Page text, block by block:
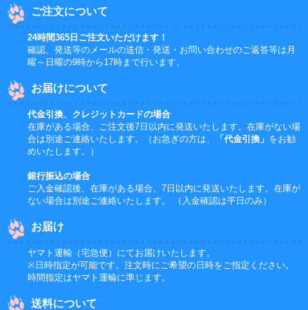
ご注文について
24時間365日ご注文いただけます！
確認、発送等のメールの送信・発送・お問い合わせのご返答等は月
曜～日曜の9時から17時まで行います。
お届けについて
代金引換、クレジットカードの場合
在庫がある場合、ご注文後7日以内に発送いたします。在庫がない場
合は別途ご連絡いたします。（お急ぎの方は、
「代金引換」 をお勧
めいたします。）
銀行振込の場合
ご入金確認後、在庫がある場合、7日以内に発送いたします。在庫が
ない場合は別途ご連絡いたします。 （入金確認は平日のみ）
お届け
ヤマト運輸（宅急便）にてお届けいたします。
※日時指定が可能です。注文時にご希望の日時をご指定ください。
時間指定はヤマト運輸に準じます。
送料について